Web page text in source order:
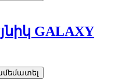
GALAXY